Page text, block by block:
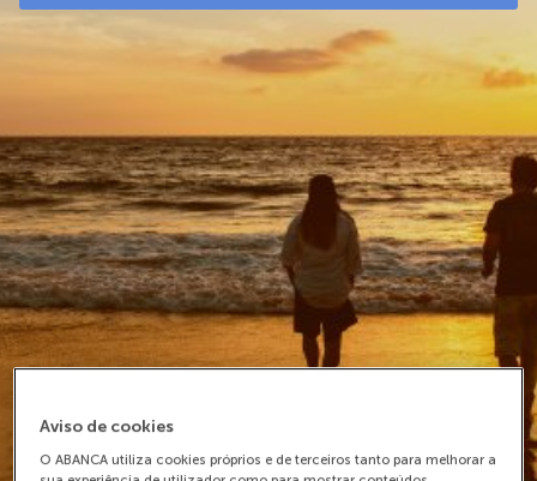
Aviso de cookies
O ABANCA utiliza cookies próprios e de terceiros tanto para melhorar a